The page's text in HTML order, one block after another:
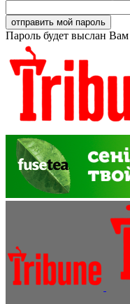
Пароль будет выслан